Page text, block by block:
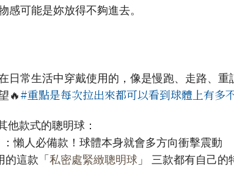
感可能是妳放得不夠進去。
日常生活中穿戴使用的，像是慢跑、走路、
🔥#重點是每次拉出來都可以看到球體上有多
他款式的聰明球：
：懶人必備款！球體本身就會多方向衝擊震動
的這款「私密處緊緻聰明球 」 三款都有自己的